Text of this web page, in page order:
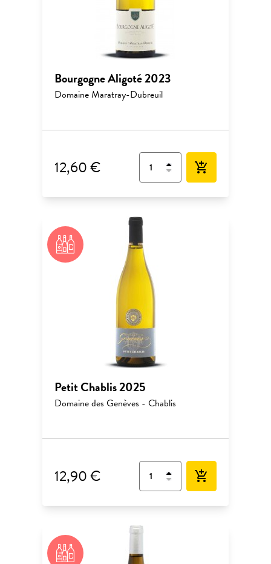
Bourgogne Aligoté 2023
Domaine Maratray-Dubreuil
12,60 € add_shopping_cart
Petit Chablis 2025
Domaine des Genèves - Chablis
12,90 € add_shopping_cart